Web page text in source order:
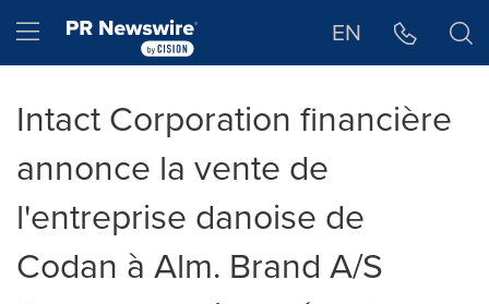
Hamburger menu EN
Intact Corporation financière
annonce la vente de
l'entreprise danoise de
Codan à Alm. Brand A/S